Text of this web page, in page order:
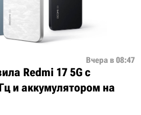
Вчера в 08:47
Redmi 17 5G с
и аккумулятором на